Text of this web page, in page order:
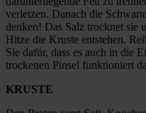
verletzen. Danach die
denken! Das Salz trocknet sie
Hitze die Kruste entstehen.
Sie dafür, dass es auch in die
trockenen Pinsel funktioniert
KRUSTE